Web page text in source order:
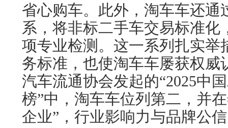
省心购车。此外，淘车车还通
系，将非标二手车交易标准化
项专业检测。这一系列扎实举
务标准，也使淘车车屡获权威
汽车流通协会发起的“2025中
榜”中，淘车车位列第二，并
企业”，行业影响力与品牌公